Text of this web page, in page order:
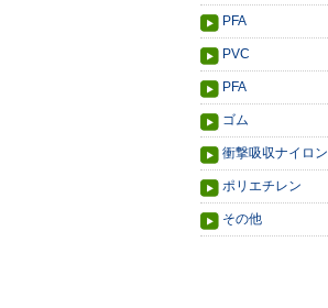
PFA
PVC
PFA
ゴム
衝撃吸収ナイロン
ポリエチレン
その他